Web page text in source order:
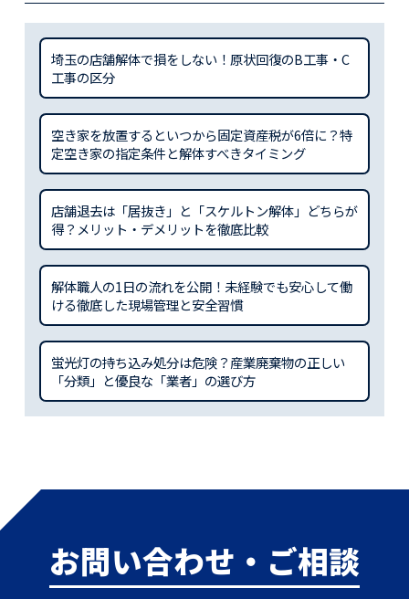
埼玉の店舗解体で損をしない！原状回復のB工事・C
工事の区分
空き家を放置するといつから固定資産税が6倍に？特
定空き家の指定条件と解体すべきタイミング
店舗退去は「居抜き」と「スケルトン解体」どちらが
得？メリット・デメリットを徹底比較
解体職人の1日の流れを公開！未経験でも安心して働
ける徹底した現場管理と安全習慣
蛍光灯の持ち込み処分は危険？産業廃棄物の正しい
「分類」と優良な「業者」の選び方
お問い合わせ・ご相談